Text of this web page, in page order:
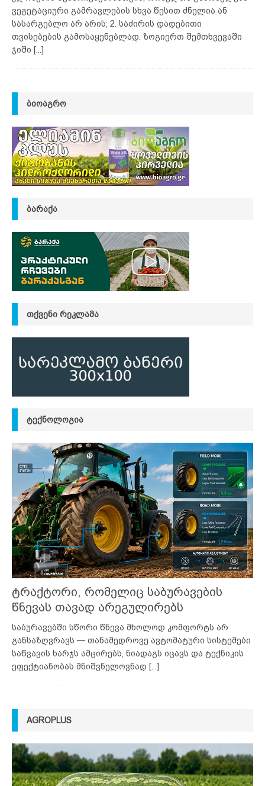
ვეგეტაციური გამრავლების სხვა წესით ძნელია ან
სასარგებლო არ არის; 2. საძირის დადებითი
თვისებების გამოსაყენებლად. ზოგიერთ შემთხვევაში
ჯიში [...]
ᲑᲘᲝᲐᲒᲠᲝ
ᲑᲐᲠᲐᲥᲐ
ᲗᲥᲕᲔᲜᲘ ᲠᲔᲙᲚᲐᲛᲐ
ᲢᲔᲥᲜᲝᲚᲝᲒᲘᲐ
ტრაქტორი, რომელიც საბურავების
წნევას თავად არეგულირებს
საბურავებში სწორი წნევა მხოლოდ კომფორტს არ
განსაზღვრავს — თანამედროვე ავტომატური სისტემები
საწვავის ხარჯს ამცირებს, ნიადაგს იცავს და ტექნიკის
ეფექტიანობას მნიშვნელოვნად [...]
AGROPLUS